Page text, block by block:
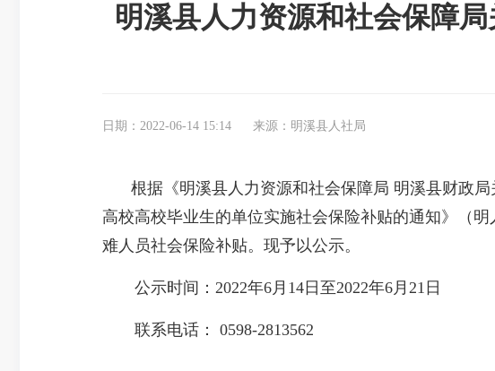
明溪县人力资源和社会保障
日期：2022-06-14 15:14 来源：明溪县人社局
根据《明溪县人力资源和社会保障局 明溪县财政
高校高校毕业生的单位实施社会保险补贴的通知》（
难人员社会保险补贴。现予以公示。
公示时间：2022年6月14日至2022年6月21日
联系电话： 0598-2813562